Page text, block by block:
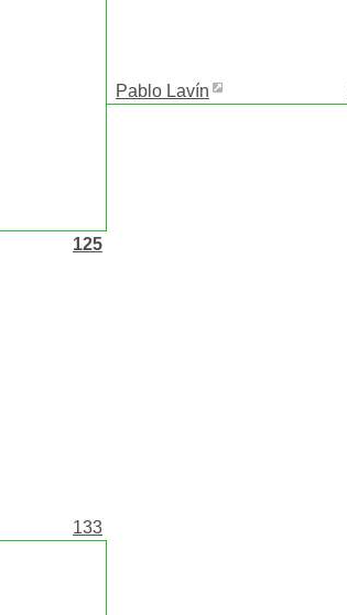
125
133
Pablo Lavín